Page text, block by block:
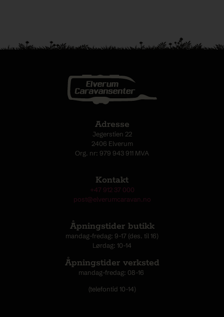
Adresse
Jegerstien 22
2406 Elverum
Org. nr: 979 943 911 MVA
Kontakt
+47 912 37 000
post@elverumcaravan.no
Åpningstider butikk
mandag-fredag: 9-17 (des. til 16)
Lørdag: 10-14
Åpningstider verksted
mandag-fredag: 08-16
(telefontid 10-14)